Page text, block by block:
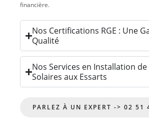
financière.
Nos Certifications RGE : Une
Qualité
Nos Services en Installation
Solaires aux Essarts
PARLEZ À UN